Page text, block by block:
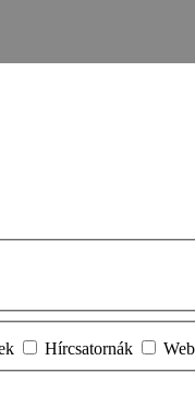
Hírcsatornák